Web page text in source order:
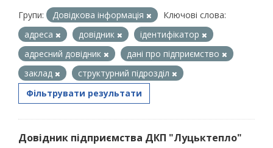
Групи: Довідкова інформація
Ключові слова:
адреса
довідник
ідентифікатор
адресний довідник
дані про підприємство
заклад
структурний підрозділ
Фільтрувати результати
Довідник підприємства ДКП "Луцьктепло"